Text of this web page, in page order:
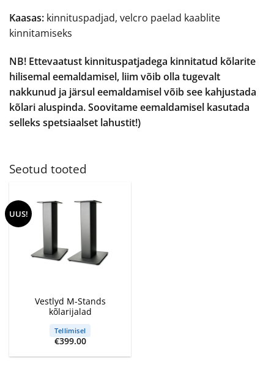
Kaasas: kinnituspadjad, velcro paelad kaablite
kinnitamiseks
NB! Ettevaatust kinnituspatjadega kinnitatud kõlarite
hilisemal eemaldamisel, liim võib olla tugevalt
nakkunud ja järsul eemaldamisel võib see kahjustada
kõlari aluspinda. Soovitame eemaldamisel kasutada
selleks spetsiaalset lahustit!)
Seotud tooted
UUS!
Vestlyd M-Stands
kõlarijalad
Tellimisel
€399.00